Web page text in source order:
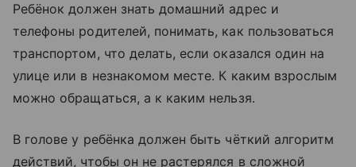
Ребёнок должен знать домашний адрес и
телефоны родителей, понимать, как пользоваться
транспортом, что делать, если оказался один на
улице или в незнакомом месте. К каким взрослым
можно обращаться, а к каким нельзя.
В голове у ребёнка должен быть чёткий алгоритм
действий, чтобы он не растерялся в сложной